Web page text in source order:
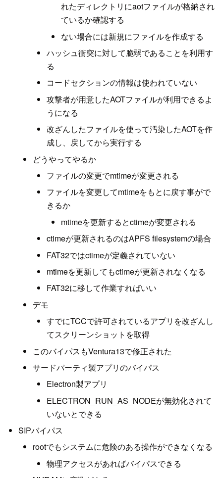
れたディレクトリにaotファイルが格納され
ているか確認する
ない場合には新規にファイルを作成する
ハッシュ衝突に対して脆弱であることを利用す
る
コードセクションの情報は使われていない
攻撃者が用意したAOTファイルが利用できるよ
うになる
改ざんしたファイルを使って汚染したAOTを作
成し、戻してから実行する
どうやってやるか
ファイルの変更でmtimeが変更される
ファイルを変更してmtimeをもとに戻す事がで
きるか
mtimeを更新するとctimeが変更される
ctimeが更新されるのはAPFS filesystemの場合
FAT32ではctimeが定義されていない
mtimeを更新してもctimeが更新されなくなる
FAT32に移して作業すればいい
デモ
すでにTCCで許可されているアプリを改ざんし
てスクリーンショットを取得
このバイパスもVentura13で修正された
サードパーティ製アプリのバイパス
Electron製アプリ
ELECTRON_RUN_AS_NODEが無効化されて
いないとできる
SIPバイパス
rootでもシステムに危険のある操作ができなくなる
物理アクセスがあればバイパスできる